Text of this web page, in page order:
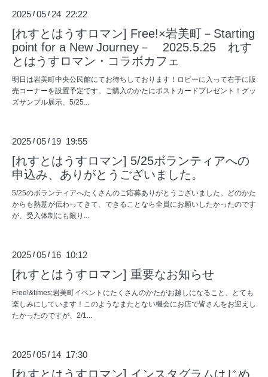
2025 /05 / 24 22:22
[れすとはうすロマン] Free!×岩美町－Starting
point for a New Journey－ 2025.5.25 れす
とはうすロマン・コラボカフェ
明日は岩美町中央公民館にてお待ちしております！ロビーに入って右手に販
売コーナーを設置予定です。ご購入のかたにポストカードプレゼント！グッ
ズサンプル展示、5/25...
2025 /05 / 19 19:55
[れすとはうすロマン] 5/25ボランティアへの
申込み、ありがとうございました。
5/25のボランティアへたくさんのご応募ありがとうございました。どのかた
からも熱意が伝わってきて、できることなら全員にお願いしたかったのです
が、受入体制にも限り...
2025 /05 / 16 10:12
[れすとはうすロマン] 重要なお知らせ
Free!&times;岩美町イベントにたくさんのかたがお越しになること、とても
楽しみにしています！このようなまたとない機会にお店で皆さんをお迎えし
たかったのですが、2/1...
2025 /05 / 14 17:30
[れすとはうすロマン] インスタグラムはじめ